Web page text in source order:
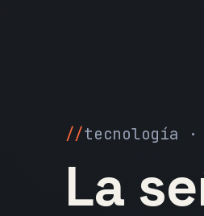
tecnología ·
La